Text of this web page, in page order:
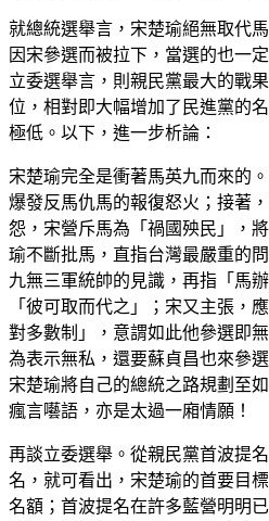
就總統選舉言，宋楚瑜絕無取代
因宋參選而被拉下，當選的也一
立委選舉言，則親民黨最大的戰
位，相對即大幅增加了民進黨的
極低。以下，進一步析論：
宋楚瑜完全是衝著馬英九而來的
爆發反馬仇馬的報復怒火；接著
怨，宋營斥馬為「禍國殃民」，
瑜不斷批馬，直指台灣最嚴重的
九無三軍統帥的見識，再指「馬
「彼可取而代之」；宋又主張，
對多數制」，意謂如此他參選即
為表示無私，還要蘇貞昌也來參
宋楚瑜將自己的總統之路規劃至
瘋言囈語，亦是太過一廂情願！
再談立委選舉。從親民黨首波提
名，就可看出，宋楚瑜的首要目
名額；首波提名在許多藍營明明